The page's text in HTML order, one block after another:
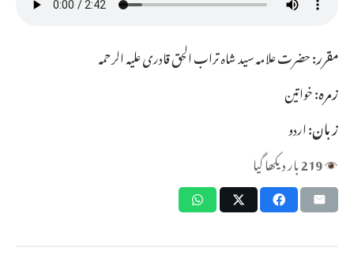
مقرر:حضرت علامہ سید شاہ تراب الحق قادری علیہ الرحمہ
زمرہ:خواتین
زبان:اردو
219بار دیکھا گیا